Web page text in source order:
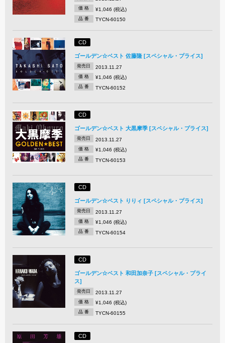
価 格 ¥1,046 (税込)
品 番 TYCN-60150
CD
ゴールデン☆ベスト 佐藤隆 [スペシャル・プライス]
発売日 2013.11.27
価 格 ¥1,046 (税込)
品 番 TYCN-60152
CD
ゴールデン☆ベスト 大黒摩季 [スペシャル・プライス]
発売日 2013.11.27
価 格 ¥1,046 (税込)
品 番 TYCN-60153
CD
ゴールデン☆ベスト りりィ [スペシャル・プライス]
発売日 2013.11.27
価 格 ¥1,046 (税込)
品 番 TYCN-60154
CD
ゴールデン☆ベスト 和田加奈子 [スペシャル・プライ
ス]
発売日 2013.11.27
価 格 ¥1,046 (税込)
品 番 TYCN-60155
CD